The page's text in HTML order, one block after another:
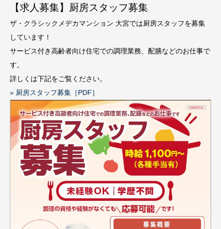
【求人募集】厨房スタッフ募集
ザ・クラシックメデカマンション 大宮では厨房スタッフを募集
しています！
サービス付き高齢者向け住宅での調理業務、配膳などのお仕事で
す。
詳しくは下記をご覧ください。
» 厨房スタッフ募集［PDF］